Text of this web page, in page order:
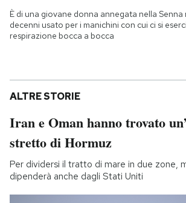
È di una giovane donna annegata nella
decenni usato per i manichini con cui ci si
respirazione bocca a bocca
ALTRE STORIE
Iran e Oman hanno trovato
stretto di Hormuz
Per dividersi il tratto di mare in due zone,
dipenderà anche dagli Stati Uniti